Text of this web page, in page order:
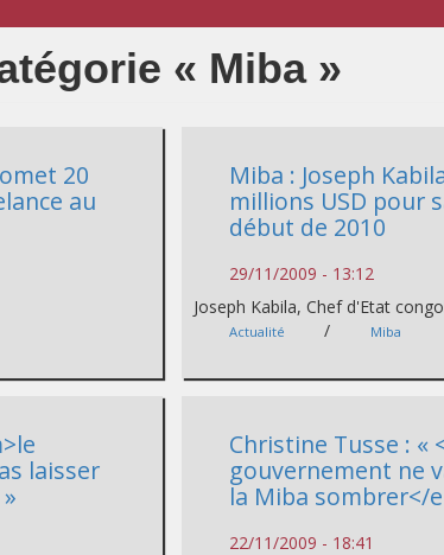
« Miba »
20
au
Miba : Joseph
millions USD pour
début de 2010
29/11/2009 - 13:12
Joseph Kabila, Chef d'Etat
Actualité / Miba
laisser
Christine Tusse : «
gouvernement ne
la Miba sombrer</
22/11/2009 - 18:41